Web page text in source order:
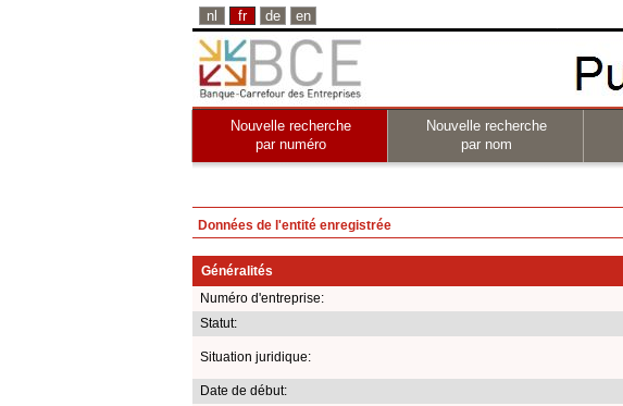
nl fr de en
Nouvelle recherche
par numéro
Nouvelle recherche
par nom
Données de l'entité enregistrée
Généralités
Numéro d'entreprise:
Statut:
Situation juridique:
Date de début: